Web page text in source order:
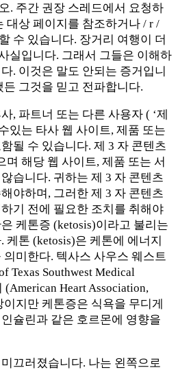
. 주간 권장 스레드에서 요청하
대상 페이지를 참조하거나 / r /
수 있습니다. 장거리 여행이 더
실입니다. 그래서 그들은 이해하
. 이것은 말도 안되는 증거입니
그것을 믿고 전파합니다.
, 파트너 또는 다른 사용자 ( ‘제
있는 타사 웹 사이트, 제품 또는
될 수 있습니다. 제 3 자 콘텐츠
며 해당 웹 사이트, 제품 또는 서
습니다. 귀하는 제 3 자 콘텐츠
야하며, 그러한 제 3 자 콘텐츠
기 전에 필요한 조치를 취해야
케톤증 (ketosis)이라고 불리는
케톤 (ketosis)은 케톤에 에너지
미한다. 텍사스 사우스 웨스트
Texas Southwest Medical
Heart Association,
지만 케톤증은 식욕을 무디게
슐린과 같은 호르몬에 영향을
끄러졌습니다. 나는 왼쪽으로